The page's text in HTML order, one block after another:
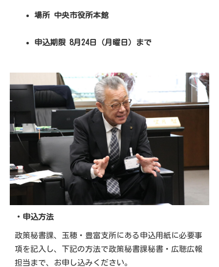
場所 中央市役所本館
申込期限 8月24日（月曜日）まで
・申込方法
政策秘書課、玉穂・豊富支所にある申込用紙に必要事
項を記入し、下記の方法で政策秘書課秘書・広聴広報
担当まで、お申し込みください。